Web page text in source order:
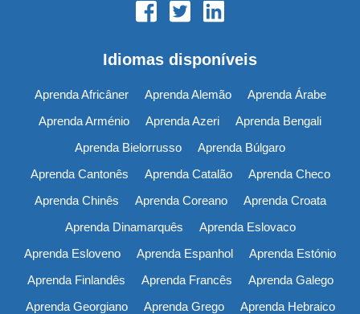
Idiomas disponíveis
Aprenda Africâner Aprenda Alemão
Aprenda Árabe
Aprenda Arménio
Aprenda Azeri
Aprenda Bengali
Aprenda Bielorrusso
Aprenda Búlgaro
Aprenda Cantonês
Aprenda Catalão
Aprenda Checo
Aprenda Chinês
Aprenda Coreano
Aprenda Croata
Aprenda Dinamarquês
Aprenda Eslovaco
Aprenda Esloveno
Aprenda Espanhol
Aprenda Estónio
Aprenda Finlandês
Aprenda Francês
Aprenda Galego
Aprenda Georgiano
Aprenda Grego
Aprenda Hebraico